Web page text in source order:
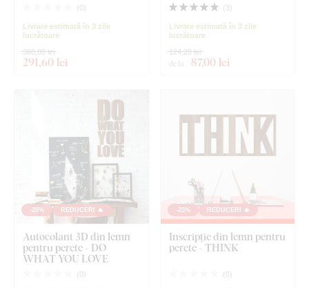
( 0)
Livrare estimată în 3 zile
lucrătoare
291,60 lei
388,80 lei
( 3)
Livrare estimată în 3 zile
lucrătoare
de la 87,00 lei
124,20 lei
-25% REDUCERI 🔥
Autocolant 3D din lemn
pentru perete - DO
WHAT YOU LOVE
( 0)
-25% REDUCERI 🔥
Inscripție din lemn pentru
perete - THINK
( 0)